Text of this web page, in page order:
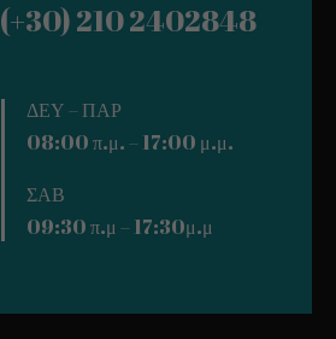
(+30) 210 2402848
ΔΕΥ – ΠΑΡ
08:00 π.μ. – 17:00 μ.μ.
ΣΑΒ
09:30 π.μ – 17:30μ.μ